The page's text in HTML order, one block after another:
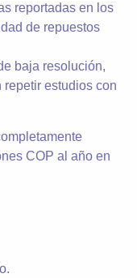
reportadas en los
de repuestos
baja resolución,
estudios con
COP al año en